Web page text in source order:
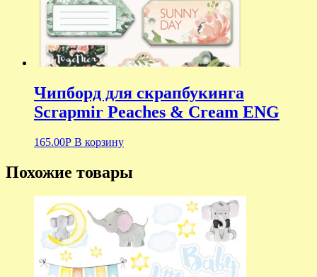
Чипборд для скрапбукинга
Scrapmir Peaches & Cream ENG
165.00Р В корзину
Похожие товары